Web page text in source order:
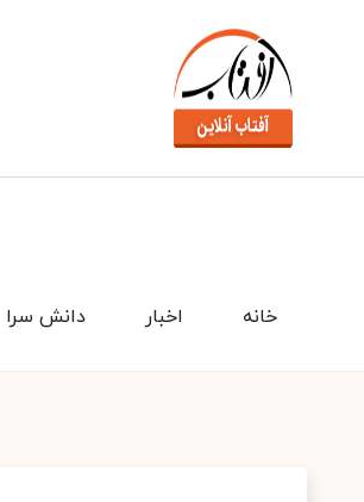
دانش سرا اخبار خانه